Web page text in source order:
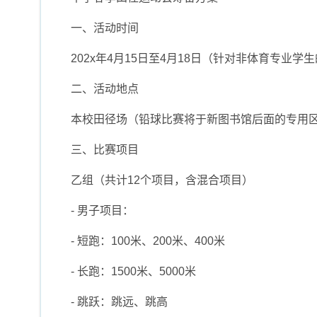
一、活动时间
202x年4月15日至4月18日（针对非体育专业学生
二、活动地点
本校田径场（铅球比赛将于新图书馆后面的专用
三、比赛项目
乙组（共计12个项目，含混合项目）
- 男子项目：
- 短跑：100米、200米、400米
- 长跑：1500米、5000米
- 跳跃：跳远、跳高